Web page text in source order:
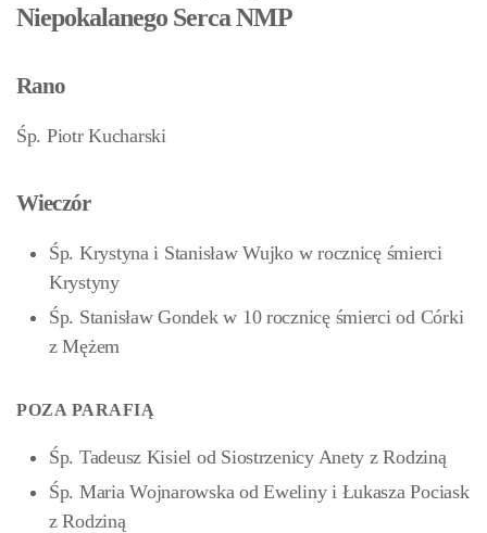
Niepokalanego Serca NMP
Rano
Śp. Piotr Kucharski
Wieczór
Śp. Krystyna i Stanisław Wujko w rocznicę śmierci
Krystyny
Śp. Stanisław Gondek w 10 rocznicę śmierci od Córki
z Mężem
POZA PARAFIĄ
Śp. Tadeusz Kisiel od Siostrzenicy Anety z Rodziną
Śp. Maria Wojnarowska od Eweliny i Łukasza Pociask
z Rodziną